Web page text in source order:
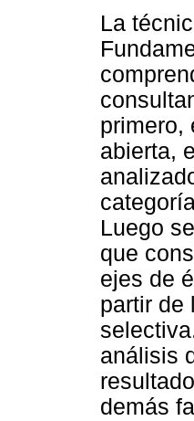
La
primero,
abierta,
Luego
que
ejes de
partir de
análisis
demás